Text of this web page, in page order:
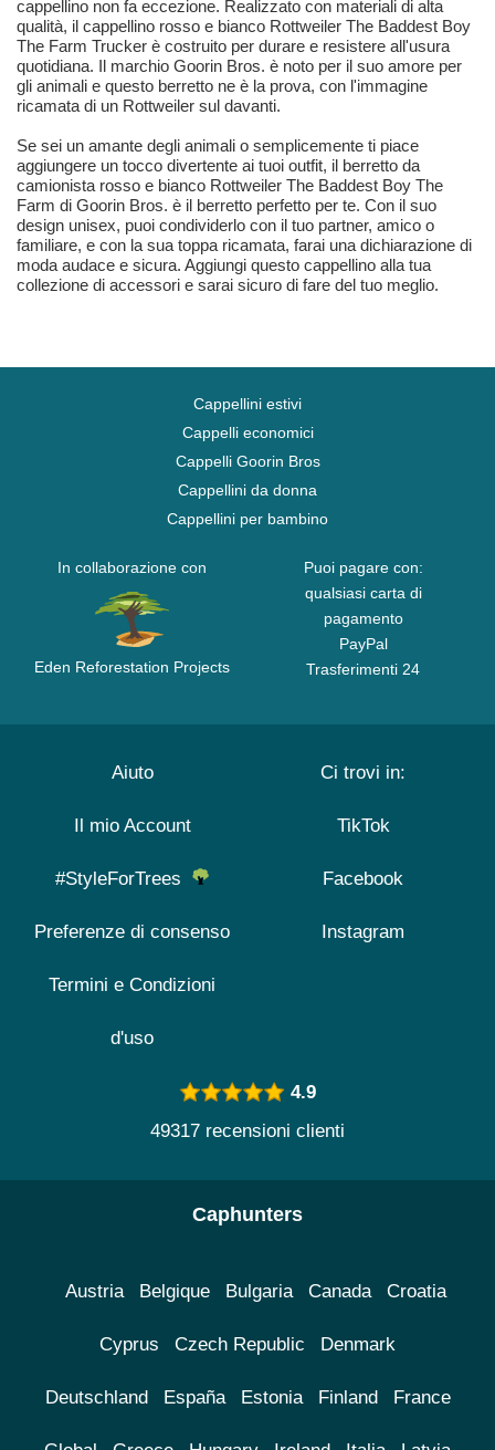
cappellino non fa eccezione. Realizzato con materiali di alta
qualità, il cappellino rosso e bianco Rottweiler The Baddest Boy
The Farm Trucker è costruito per durare e resistere all'usura
quotidiana. Il marchio Goorin Bros. è noto per il suo amore per
gli animali e questo berretto ne è la prova, con l'immagine
ricamata di un Rottweiler sul davanti.
Se sei un amante degli animali o semplicemente ti piace
aggiungere un tocco divertente ai tuoi outfit, il berretto da
camionista rosso e bianco Rottweiler The Baddest Boy The
Farm di Goorin Bros. è il berretto perfetto per te. Con il suo
design unisex, puoi condividerlo con il tuo partner, amico o
familiare, e con la sua toppa ricamata, farai una dichiarazione di
moda audace e sicura. Aggiungi questo cappellino alla tua
collezione di accessori e sarai sicuro di fare del tuo meglio.
Cappellini estivi
Cappelli economici
Cappelli Goorin Bros
Cappellini da donna
Cappellini per bambino
In collaborazione con
Eden Reforestation Projects
Puoi pagare con:
qualsiasi carta di
pagamento
PayPal
Trasferimenti 24
Aiuto
Il mio Account
#StyleForTrees
Preferenze di consenso
Termini e Condizioni
d'uso
Ci trovi in:
TikTok
Facebook
Instagram
4.9
49317 recensioni clienti
Caphunters
Austria Belgique Bulgaria Canada Croatia
Cyprus Czech Republic Denmark
Deutschland España Estonia Finland France